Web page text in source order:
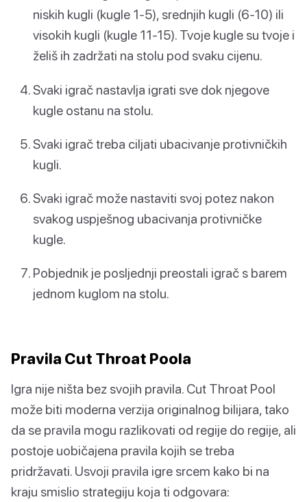
niskih kugli (kugle 1-5), srednjih kugli (6-10) ili
visokih kugli (kugle 11-15). Tvoje kugle su tvoje i
želiš ih zadržati na stolu pod svaku cijenu.
Svaki igrač nastavlja igrati sve dok njegove
kugle ostanu na stolu.
Svaki igrač treba ciljati ubacivanje protivničkih
kugli.
Svaki igrač može nastaviti svoj potez nakon
svakog uspješnog ubacivanja protivničke
kugle.
Pobjednik je posljednji preostali igrač s barem
jednom kuglom na stolu.
Pravila Cut Throat Poola
Igra nije ništa bez svojih pravila. Cut Throat Pool
može biti moderna verzija originalnog bilijara, tako
da se pravila mogu razlikovati od regije do regije, ali
postoje uobičajena pravila kojih se treba
pridržavati. Usvoji pravila igre srcem kako bi na
kraju smislio strategiju koja ti odgovara: